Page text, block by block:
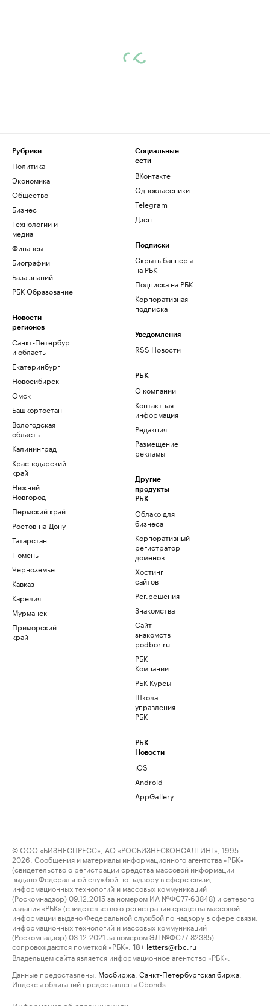
Рубрики
Политика
Экономика
Общество
Бизнес
Технологии и
медиа
Финансы
Биографии
База знаний
РБК Образование
Новости
регионов
Санкт-Петербург
и область
Екатеринбург
Новосибирск
Омск
Башкортостан
Вологодская
область
Калининград
Краснодарский
край
Нижний
Новгород
Пермский край
Ростов-на-Дону
Татарстан
Тюмень
Черноземье
Кавказ
Карелия
Мурманск
Приморский
край
Социальные
сети
ВКонтакте
Одноклассники
Telegram
Дзен
Подписки
Скрыть баннеры
на РБК
Подписка на РБК
Корпоративная
подписка
Уведомления
RSS Новости
РБК
О компании
Контактная
информация
Редакция
Размещение
рекламы
Другие
продукты
РБК
Облако для
бизнеса
Корпоративный
регистратор
доменов
Хостинг
сайтов
Рег.решения
Знакомства
Сайт
знакомств
podbor.ru
РБК
Компании
РБК Курсы
Школа
управления
РБК
РБК
Новости
iOS
Android
AppGallery
© ООО «БИЗНЕСПРЕСС», АО «РОСБИЗНЕСКОНСАЛТИНГ», 1995–
2026. Сообщения и материалы информационного агентства «РБК»
(свидетельство о регистрации средства массовой информации
выдано Федеральной службой по надзору в сфере связи,
информационных технологий и массовых коммуникаций
(Роскомнадзор) 09.12.2015 за номером ИА №ФС77-63848) и сетевого
издания «РБК» (свидетельство о регистрации средства массовой
информации выдано Федеральной службой по надзору в сфере связи,
информационных технологий и массовых коммуникаций
(Роскомнадзор) 03.12.2021 за номером ЭЛ №ФС77-82385)
сопровождаются пометкой «РБК».
18+ letters@rbc.ru
Владельцем сайта является информационное агентство «РБК».
Данные предоставлены: Мосбиржа Санкт-Петербургская биржа
Индексы облигаций предоставлены Cbonds.